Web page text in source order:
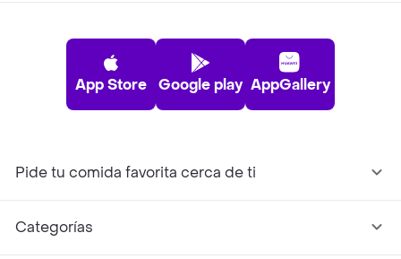
App Store Google play AppGallery
Pide tu comida favorita cerca de ti
Categorías